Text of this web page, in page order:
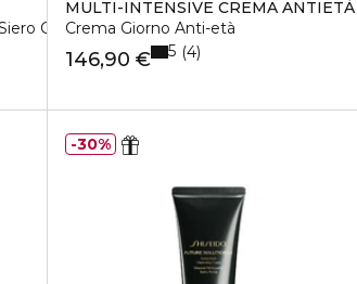
Contorno Occhi
MULTI-INTENSIVE CREMA
Crema Giorno Anti-età
146,90 € 5 4
30%